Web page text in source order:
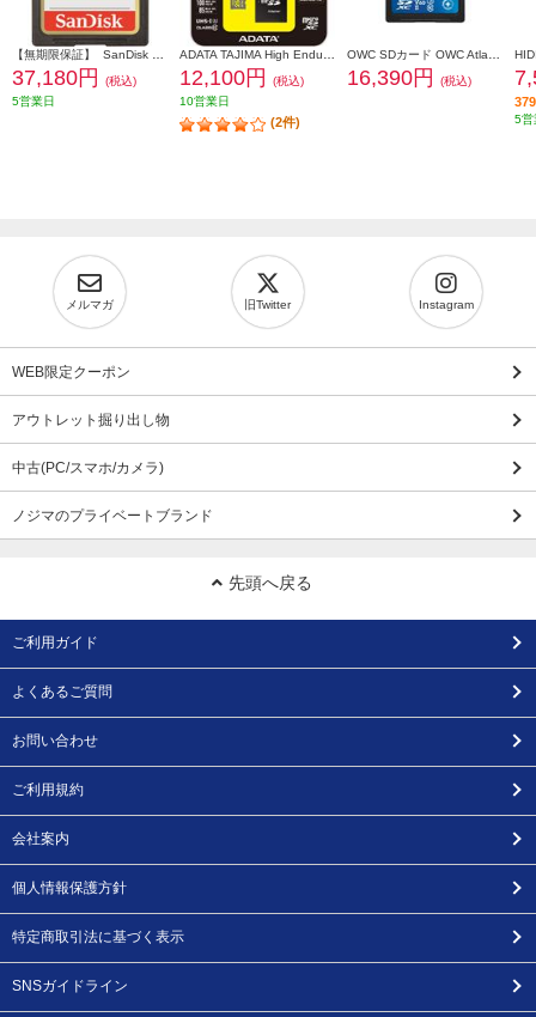
37,180円
(税込)
5営業日
12,100円
(税込)
10営業日
(2件)
16,390円 (税込)
5営
メルマガ 旧Twitter Instagram
WEB限定クーポン
アウトレット掘り出し物
中古(PC/スマホ/カメラ)
ノジマのプライベートブランド
先頭へ戻る
ご利用ガイド
よくあるご質問
お問い合わせ
ご利用規約
会社案内
個人情報保護方針
特定商取引法に基づく表示
SNSガイドライン